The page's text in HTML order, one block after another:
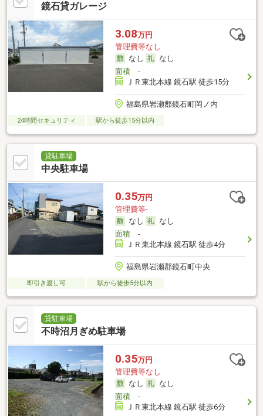
鏡石貸ガレージ
3.08万円
管理費等なし
なし
なし
面積-
ＪＲ東北本線 鏡石駅 徒歩15分
福島県岩瀬郡鏡石町岡ノ内
24時間セキュリティ 駅から徒歩15分以内
貸駐車場
中央駐車場
0.35万円
管理費等-
なし
なし
面積-
ＪＲ東北本線 鏡石駅 徒歩4分
福島県岩瀬郡鏡石町中央
即引き渡し可 駅から徒歩5分以内
貸駐車場
不時沼月ぎめ駐車場
0.35万円
管理費等なし
なし
なし
面積-
ＪＲ東北本線 鏡石駅 徒歩6分